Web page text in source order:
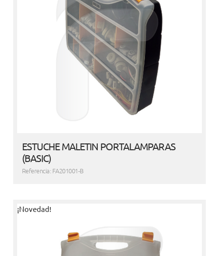
ESTUCHE MALETIN PORTALAMPARAS
(BASIC)
Referencia: FA201001-B
¡Novedad!